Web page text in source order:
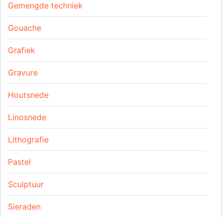
Gemengde techniek
Gouache
Grafiek
Gravure
Houtsnede
Linosnede
Lithografie
Pastel
Sculptuur
Sieraden